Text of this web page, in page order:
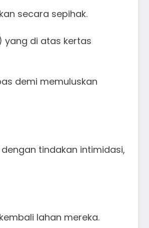
secara sepihak.
yang di atas kertas
demi memuluskan
tindakan intimidasi,
lahan mereka.